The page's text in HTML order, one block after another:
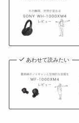
あわせて読みたい